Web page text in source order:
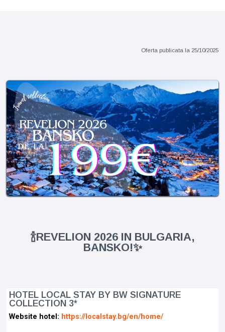
Oferta publicata la 25/10/2025
🍾REVELION 2026 IN BULGARIA,
BANSKO!✨
HOTEL LOCAL STAY BY BW SIGNATURE
COLLECTION 3*
Website hotel: https://localstay.bg/en/home/